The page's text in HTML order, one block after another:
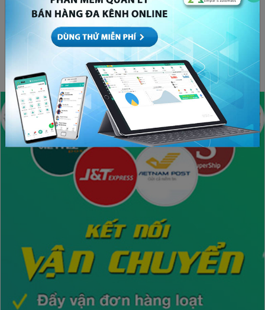
Khởi nghiệp cần gì?
Những điều bạn phải
làm để có…
22/06/2020